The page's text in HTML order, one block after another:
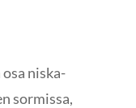
niska-
sormissa,